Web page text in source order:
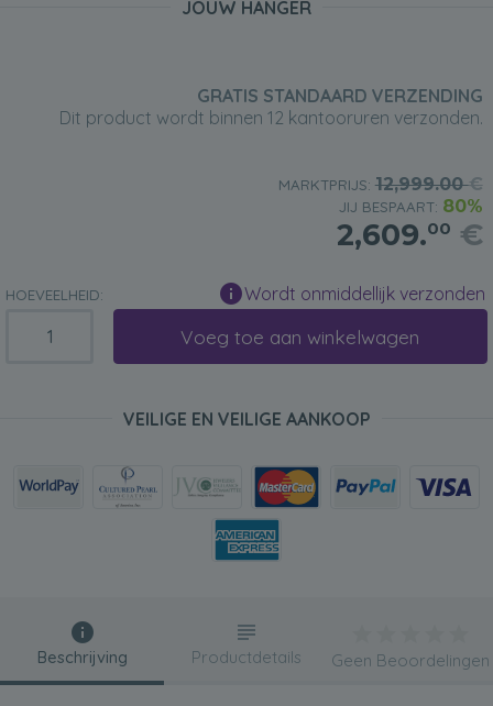
JOUW HANGER
GRATIS STANDAARD VERZENDING
Dit product wordt binnen 12 kantooruren verzonden.
MARKTPRIJS: 12,999.00€
JIJ BESPAART: 80%
2,609.00 €
HOEVEELHEID: Wordt onmiddellijk verzonden
Voeg toe aan winkelwagen
VEILIGE EN VEILIGE AANKOOP
Beschrijving Productdetails Geen Beoordelingen